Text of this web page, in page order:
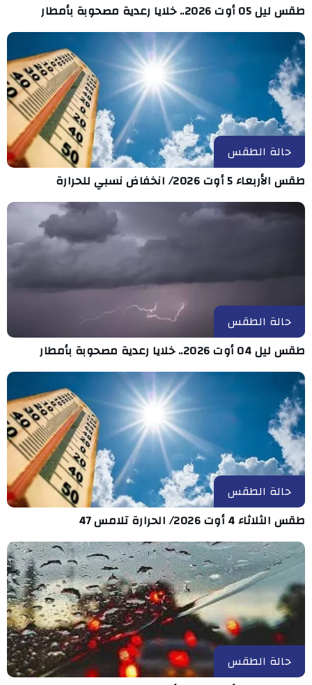
طقس ليل 05 أوت 2026.. خلايا رعدية مصحوبة بأمطار
حالة الطقس
طقس الأربعاء 5 أوت 2026/ انخفاض نسبي للحرارة
حالة الطقس
طقس ليل 04 أوت 2026.. خلايا رعدية مصحوبة بأمطار
حالة الطقس
طقس الثلاثاء 4 أوت 2026/ الحرارة تلامس 47
حالة الطقس